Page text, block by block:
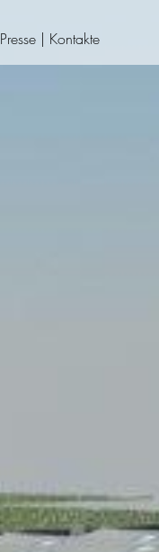
Presse | Kontakte